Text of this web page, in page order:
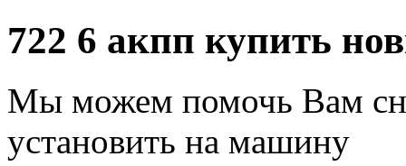
722 6 акпп купить
Мы можем помочь Вам
установить на машину